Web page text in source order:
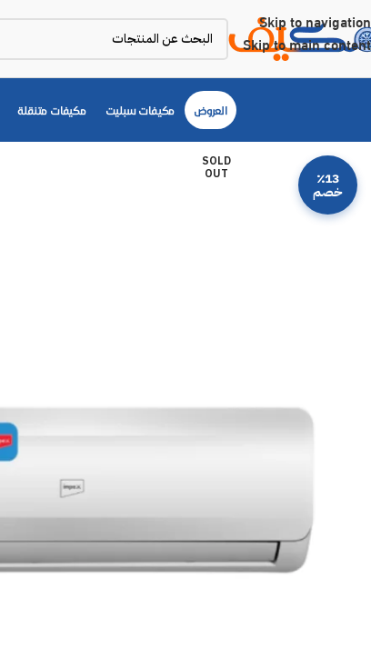
Skip to navigation
Skip to main content
العروض مكيفات سبليت مكيفات متنقلة
SOLD
OUT ٪13
خصم